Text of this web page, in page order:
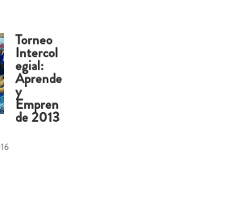
Torneo
Intercol
egial:
Aprende
y
Empren
de 2013